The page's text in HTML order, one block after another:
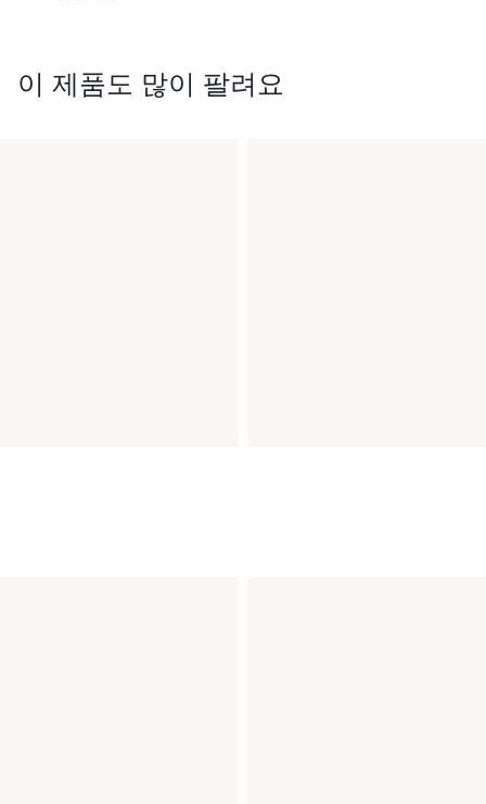
이 제품도 많이 팔려요